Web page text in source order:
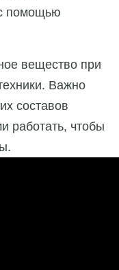
помощью
вещество при
Важно
составов
работать, чтобы